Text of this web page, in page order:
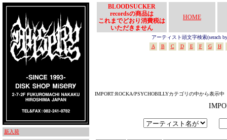
新入荷
BLOODSUCKER
recordsの商品は
これまでどおり消費税は
いただきません
HOME
アーティスト頭文字検索(serach
A
B C D E F G H
IMPORT:ROCKA/PSYCHOBILLYカテゴリの中から表示中